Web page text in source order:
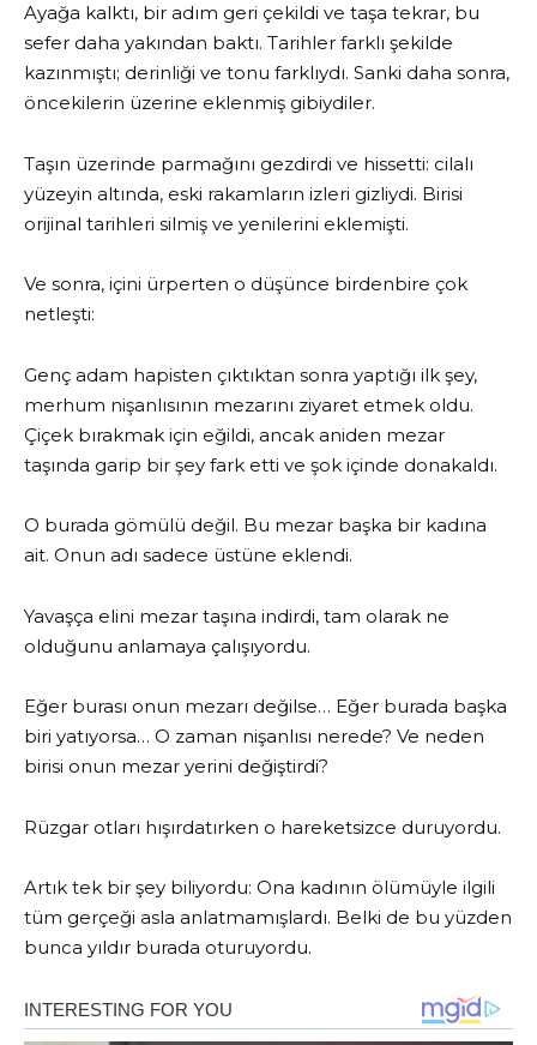
Ayağa kalktı, bir adım geri çekildi ve taşa tekrar, bu
sefer daha yakından baktı. Tarihler farklı şekilde
kazınmıştı; derinliği ve tonu farklıydı. Sanki daha sonra,
öncekilerin üzerine eklenmiş gibiydiler.
Taşın üzerinde parmağını gezdirdi ve hissetti: cilalı
yüzeyin altında, eski rakamların izleri gizliydi. Birisi
orijinal tarihleri ​​silmiş ve yenilerini eklemişti.
Ve sonra, içini ürperten o düşünce birdenbire çok
netleşti:
Genç adam hapisten çıktıktan sonra yaptığı ilk şey,
merhum nişanlısının mezarını ziyaret etmek oldu.
Çiçek bırakmak için eğildi, ancak aniden mezar
taşında garip bir şey fark etti ve şok içinde donakaldı.
O burada gömülü değil. Bu mezar başka bir kadına
ait. Onun adı sadece üstüne eklendi.
Yavaşça elini mezar taşına indirdi, tam olarak ne
olduğunu anlamaya çalışıyordu.
Eğer burası onun mezarı değilse… Eğer burada başka
biri yatıyorsa… O zaman nişanlısı nerede? Ve neden
birisi onun mezar yerini değiştirdi?
Rüzgar otları hışırdatırken o hareketsizce duruyordu.
Artık tek bir şey biliyordu: Ona kadının ölümüyle ilgili
tüm gerçeği asla anlatmamışlardı. Belki de bu yüzden
bunca yıldır burada oturuyordu.